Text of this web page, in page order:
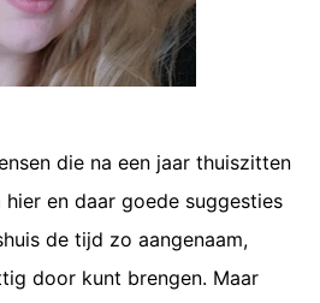
die na een jaar thuiszitten
en daar goede suggesties
de tijd zo aangenaam,
door kunt brengen. Maar